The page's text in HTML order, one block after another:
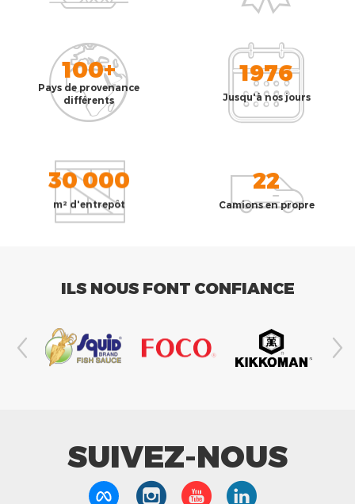
100+
Pays de provenance
différents
1976
Jusqu'à nos jours
30 000
m² d'entrepôt
22
Camions en propre
ILS NOUS FONT CONFIANCE
SUIVEZ-NOUS